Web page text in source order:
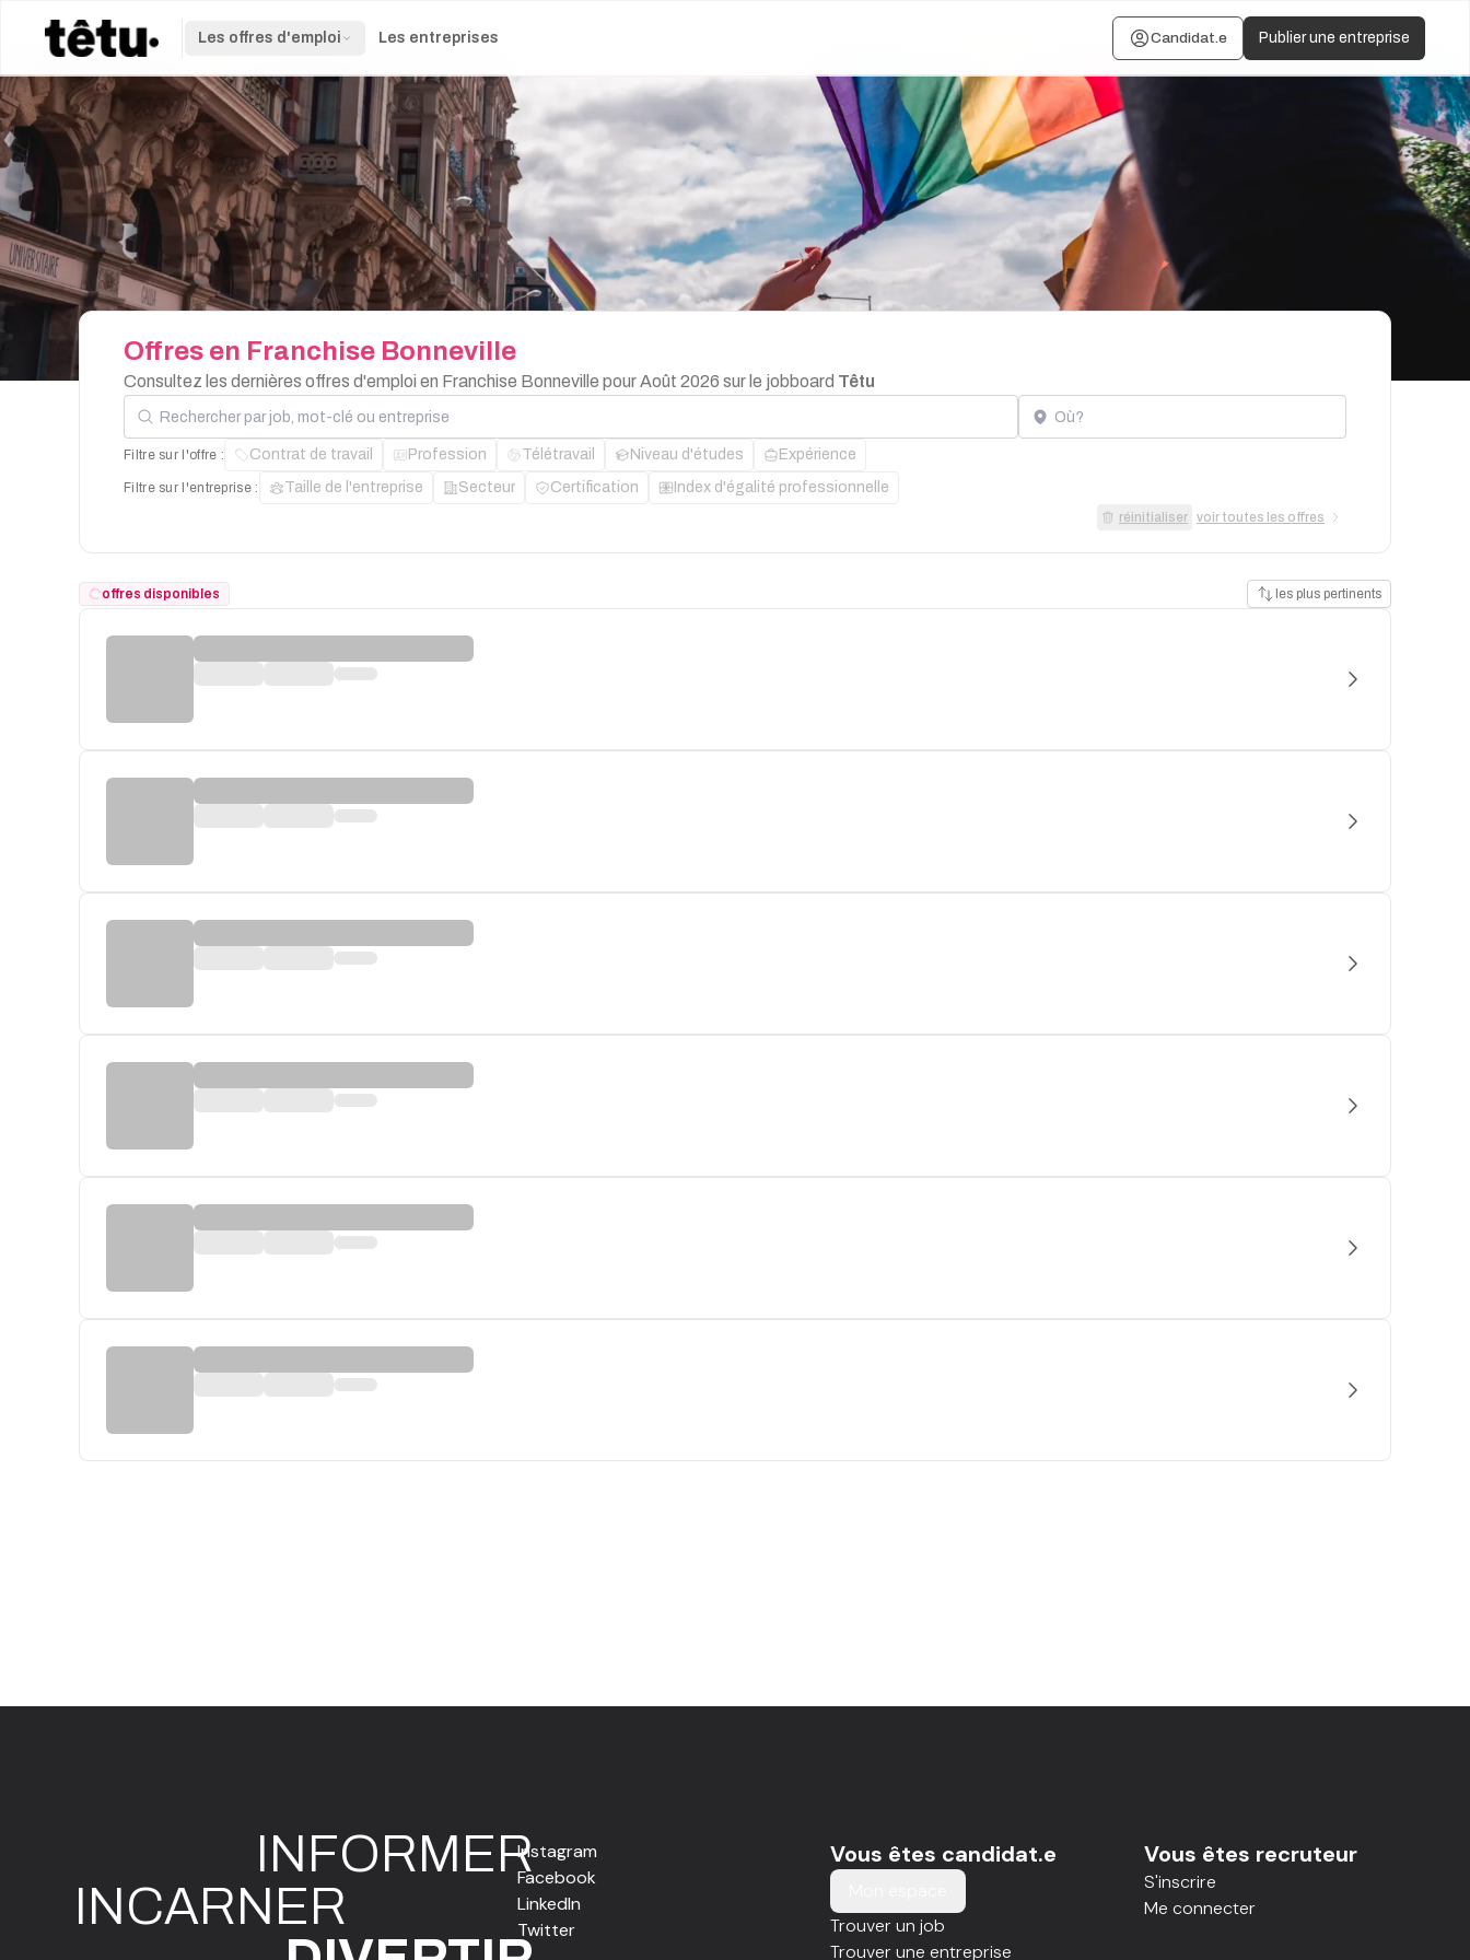
Les offres d'emploi Les entreprises Candidat.e Publier une entreprise
Offres en Franchise Bonneville
Consultez les dernières offres d'emploi en Franchise Bonneville pour Août 2026 sur le jobboard Têtu
Rechercher par job, mot-clé ou entreprise Localisation
Filtre sur l'offre : Contrat de travail Profession Télétravail Niveau d'études Expérience
Filtre sur l'entreprise : Taille de l'entreprise Secteur Certification Index d'égalité professionnelle
réinitialiser voir toutes les offres
offres disponibles les plus pertinents
INFORMER
INCARNER
Instagram
Facebook
LinkedIn
Twitter
Vous êtes candidat.e
Trouver un job
Trouver une entreprise
Vous êtes recruteur
S'inscrire
Me connecter